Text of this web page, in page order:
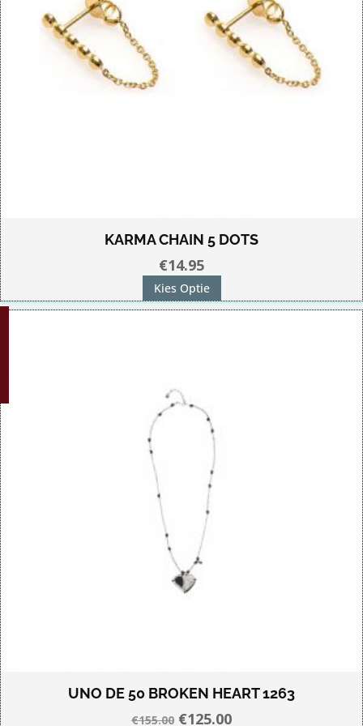
KARMA CHAIN 5 DOTS
€14.95
Kies Optie
product
UNO DE 50 BROKEN HEART 1263
€155.00 Oorspronkelijke
€125.00Huidige